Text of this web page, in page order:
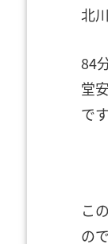
北
84
堂
です
こ
の